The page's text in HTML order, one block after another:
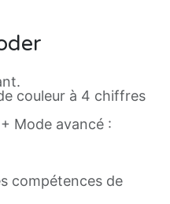
couleur à 4 chiffres
Mode avancé :
compétences de